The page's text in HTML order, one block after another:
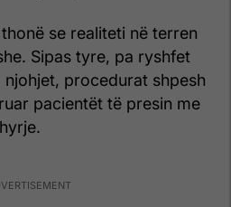
se realiteti në terren
Sipas tyre, pa ryshfet
procedurat shpesh
pacientët të presin me